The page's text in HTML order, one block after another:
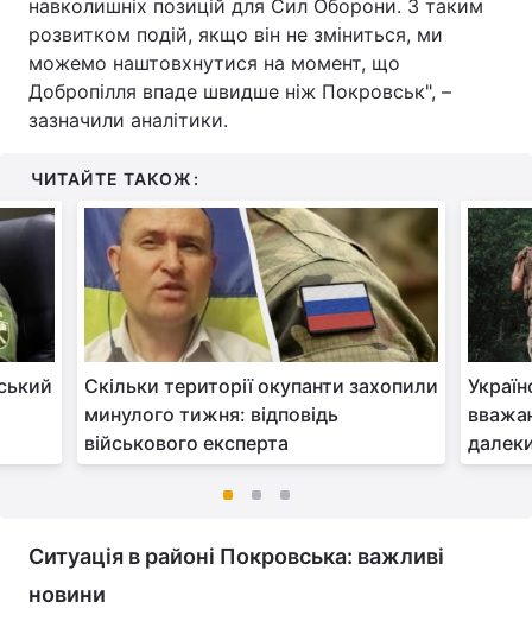
навколишніх позицій для Сил Оборони. З таким
розвитком подій, якщо він не зміниться, ми
можемо наштовхнутися на момент, що
Добропілля впаде швидше ніж Покровськ", –
зазначили аналітики.
ЧИТАЙТЕ ТАКОЖ:
Скільки території окупанти захопили
минулого тижня: відповідь
військового експерта
Ситуація в районі Покровська: важливі
новини